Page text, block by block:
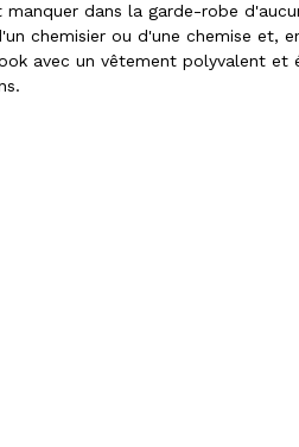
dans la garde-robe
chemisier ou d'une chemise et,
avec un vêtement polyvalent et